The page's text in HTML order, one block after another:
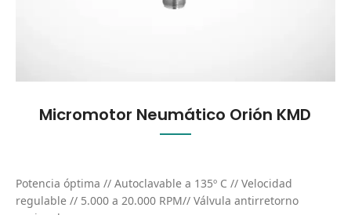
Micromotor Neumático Orión KMD
Potencia óptima // Autoclavable a 135º C // Velocidad
regulable // 5.000 a 20.000 RPM// Válvula antirretorno